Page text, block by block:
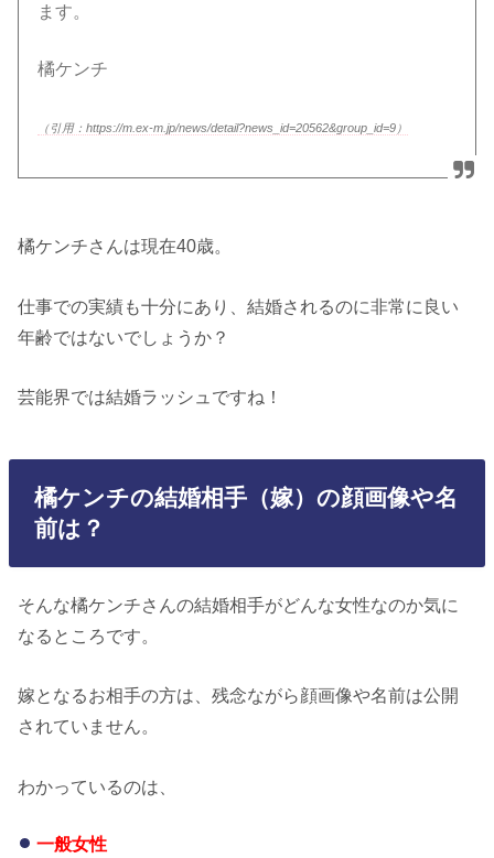
ます。
橘ケンチ
（引用：https://m.ex-m.jp/news/detail?news_id=20562&group_id=9）
橘ケンチさんは現在40歳。
仕事での実績も十分にあり、結婚されるのに非常に良い
年齢ではないでしょうか？
芸能界では結婚ラッシュですね！
橘ケンチの結婚相手（嫁）の顔画像や名
前は？
そんな橘ケンチさんの結婚相手がどんな女性なのか気に
なるところです。
嫁となるお相手の方は、残念ながら顔画像や名前は公開
されていません。
わかっているのは、
一般女性